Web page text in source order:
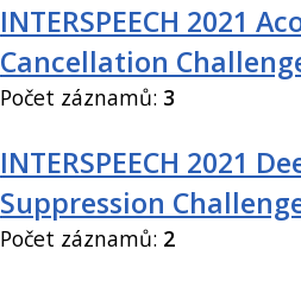
INTERSPEECH 2021
Cancellation
Počet záznamů: 3
INTERSPEECH 2021
Suppression
Počet záznamů: 2